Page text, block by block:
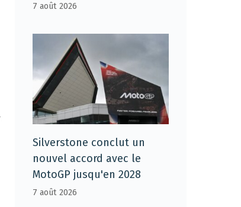
7 août 2026
Silverstone conclut un
nouvel accord avec le
MotoGP jusqu'en 2028
7 août 2026